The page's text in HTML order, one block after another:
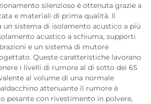
silenzioso è ottenuta grazie a
e materiali di prima qualità. Il
un sistema di isolamento acustico a più
acustico a schiuma, supporti
e un sistema di mutore
Queste caratteristiche lavorano
i livelli di rumore al di sotto dei 65
al volume di una normale
attenuante il rumore è
pesante con rivestimento in polvere,